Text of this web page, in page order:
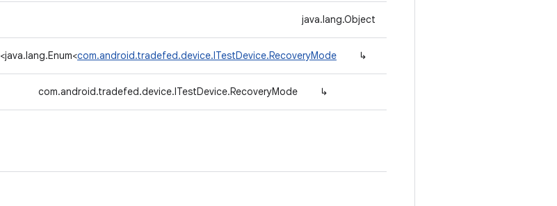
java.lang.Object
↳
java.lang.Enum<com.android.tradefed.device.ITestDevice.RecoveryMode
>
↳
com.android.tradefed.device.ITestDevice.RecoveryMode